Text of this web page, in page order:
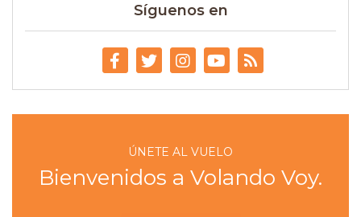
Síguenos en
ÚNETE AL VUELO
Bienvenidos a Volando Voy.